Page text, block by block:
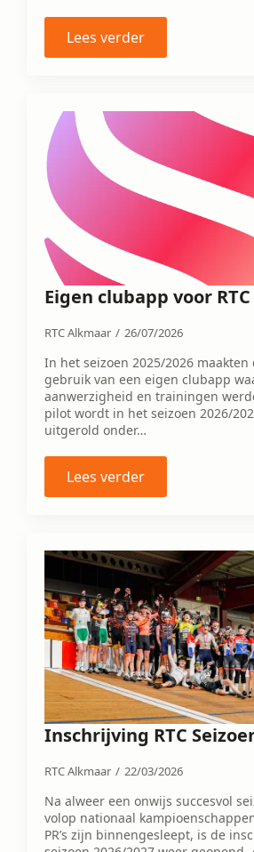
Lees verder
Eigen clubapp voor RTC
RTC Alkmaar 26/07/2026
In het seizoen 2025/2026
gebruik van een eigen clubapp
aanwerzigheid en trainingen
pilot wordt in het seizoen 2026/
uitgerold onder…
Lees verder
Inschrijving RTC
RTC Alkmaar 22/03/2026
Na alweer een onwijs succesvol
volop nationaal
PR’s zijn binnengesleept, is de